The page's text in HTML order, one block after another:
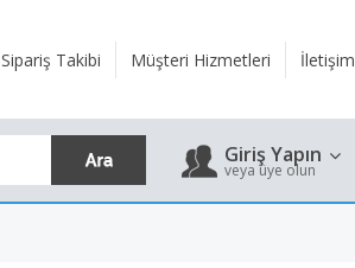
Sipariş Takibi Müşteri Hizmetleri İletişim
Giriş Yapın
veya üye olun